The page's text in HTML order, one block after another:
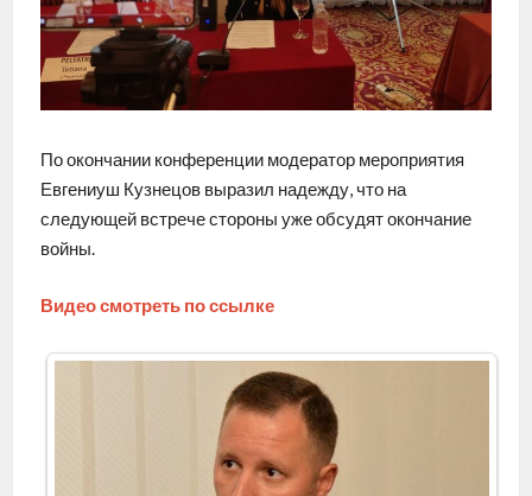
По окончании конференции модератор мероприятия
Евгениуш Кузнецов выразил надежду, что на
следующей встрече стороны уже обсудят окончание
войны.
Видео смотреть по ссылке